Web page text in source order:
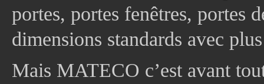
portes, portes fenêtres, portes
dimensions standards avec
Mais MATECO c’est avant